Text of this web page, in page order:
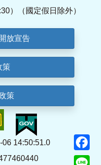
）（國定假日除外）
放宣告
策
策
14:50:51.0